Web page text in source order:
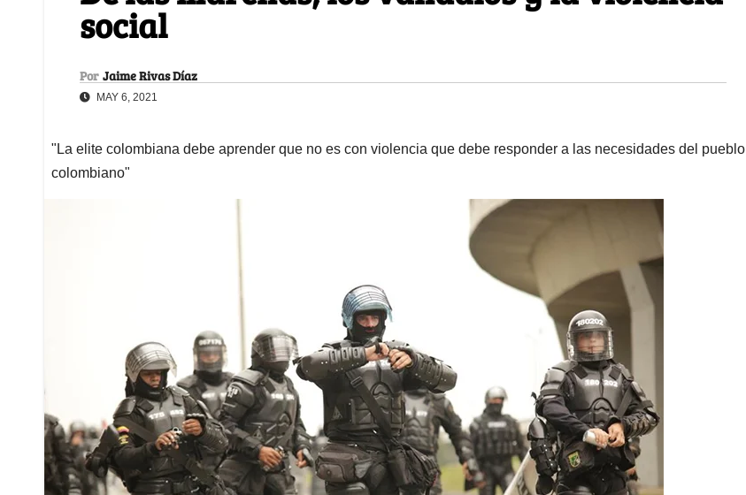
social
Por Jaime Rivas Díaz
MAY 6, 2021
"La elite colombiana debe aprender que no es con violencia que debe responder a las necesidades del pueblo
colombiano"